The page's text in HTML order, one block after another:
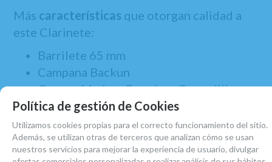
Más características que otorgan calidad a
este Clarinete:
Barrilete 65 mm
Campana Backun
Cuerpo Madera Premium Granadilla
envejecida
18 llaves plateadas
Apoyapulgarajustable con anillo para
correa de cuello
Política de gestión de Cookies
Utilizamos cookies propias para el correcto funcionamiento del sitio.
Además, se utilizan otras de terceros que analizan cómo se usan
nuestros servicios para mejorar la experiencia de usuario, divulgar